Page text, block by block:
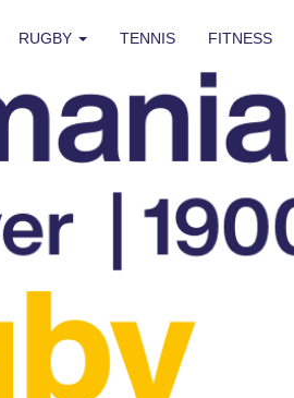
RUGBY TENNIS FITNESS